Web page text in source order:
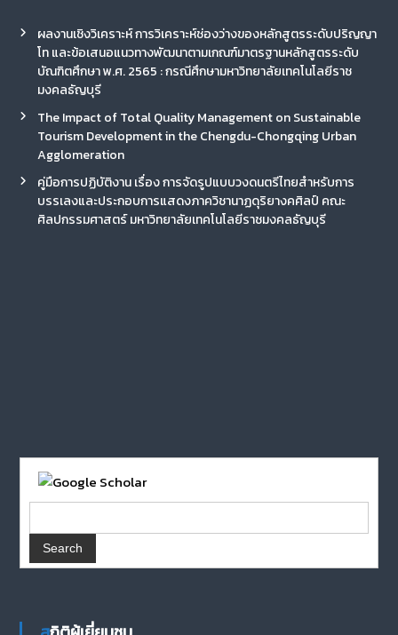
ผลงานเชิงวิเคราะห์ การวิเคราะห์ช่องว่างของหลักสูตรระดับปริญญา
โท และข้อเสนอแนวทางพัฒนาตามเกณฑ์มาตรฐานหลักสูตรระดับ
บัณฑิตศึกษา พ.ศ. 2565 : กรณีศึกษามหาวิทยาลัยเทคโนโลยีราช
มงคลธัญบุรี
The Impact of Total Quality Management on Sustainable
Tourism Development in the Chengdu-Chongqing Urban
Agglomeration
คู่มือการปฏิบัติงาน เรื่อง การจัดรูปแบบวงดนตรีไทยสำหรับการ
บรรเลงและประกอบการแสดงภาควิชานาฏดุริยางคศิลป์ คณะ
ศิลปกรรมศาสตร์ มหาวิทยาลัยเทคโนโลยีราชมงคลธัญบุรี